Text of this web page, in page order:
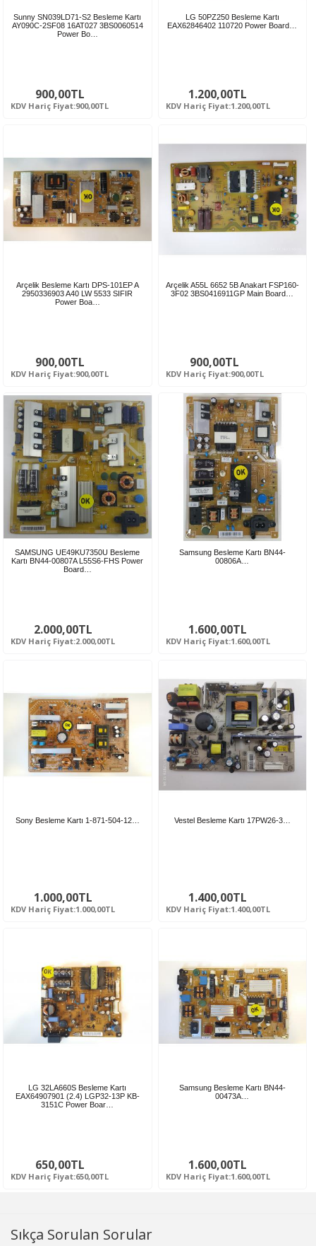
Sunny SN039LD71-S2 Besleme Kartı
AY090C-2SF08 16AT027 3BS0060514
Power Bo…
900,00TL
KDV Hariç Fiyat:900,00TL
LG 50PZ250 Besleme Kartı
EAX62846402 110720 Power Board…
1.200,00TL
KDV Hariç Fiyat:1.200,00TL
Arçelik Besleme Kartı DPS-101EP A
2950336903 A40 LW 5533 SIFIR
Power Boa…
900,00TL
KDV Hariç Fiyat:900,00TL
Arçelik A55L 6652 5B Anakart FSP160-
3F02 3BS0416911GP Main Board…
900,00TL
KDV Hariç Fiyat:900,00TL
SAMSUNG UE49KU7350U Besleme
Kartı BN44-00807A L55S6-FHS Power
Board…
2.000,00TL
KDV Hariç Fiyat:2.000,00TL
Samsung Besleme Kartı BN44-
00806A…
1.600,00TL
KDV Hariç Fiyat:1.600,00TL
Sony Besleme Kartı 1-871-504-12…
1.000,00TL
KDV Hariç Fiyat:1.000,00TL
Vestel Besleme Kartı 17PW26-3…
1.400,00TL
KDV Hariç Fiyat:1.400,00TL
LG 32LA660S Besleme Kartı
EAX64907901 (2.4) LGP32-13P KB-
3151C Power Boar…
650,00TL
KDV Hariç Fiyat:650,00TL
Samsung Besleme Kartı BN44-
00473A…
1.600,00TL
KDV Hariç Fiyat:1.600,00TL
Sıkça Sorulan Sorular